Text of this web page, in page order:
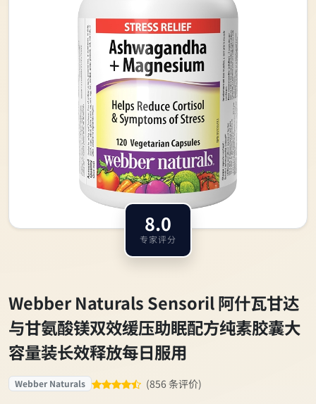
8.0
专家评分
Webber Naturals Sensoril 阿什瓦甘达
与甘氨酸镁双效缓压助眠配方纯素胶囊大
容量装长效释放每日服用
Webber Naturals (856 条评价)